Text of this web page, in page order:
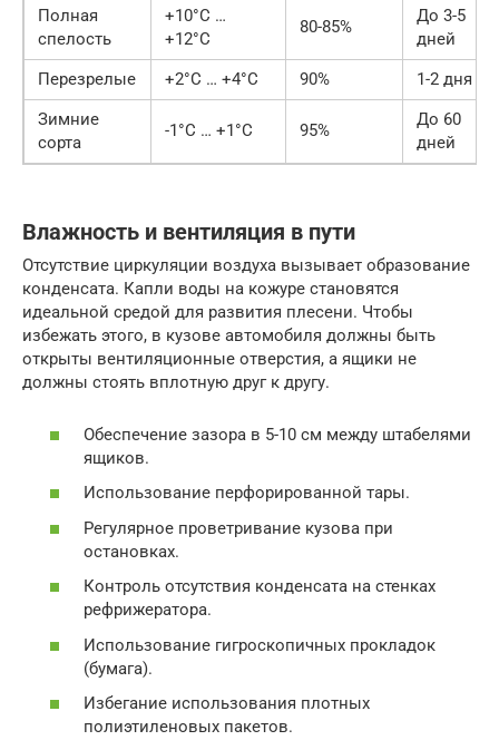
Полная
спелость
+10°C …
+12°C
80-85%
До 3-5
дней
Перезрелые
+2°C … +4°C 90%
1-2 дня
Зимние
сорта
-1°C … +1°C 95%
До 60
дней
Влажность и вентиляция в пути
Отсутствие циркуляции воздуха вызывает образование
конденсата. Капли воды на кожуре становятся
идеальной средой для развития плесени. Чтобы
избежать этого, в кузове автомобиля должны быть
открыты вентиляционные отверстия, а ящики не
должны стоять вплотную друг к другу.
Обеспечение зазора в 5-10 см между штабелями
ящиков.
Использование перфорированной тары.
Регулярное проветривание кузова при
остановках.
Контроль отсутствия конденсата на стенках
рефрижератора.
Использование гигроскопичных прокладок
(бумага).
Избегание использования плотных
полиэтиленовых пакетов.